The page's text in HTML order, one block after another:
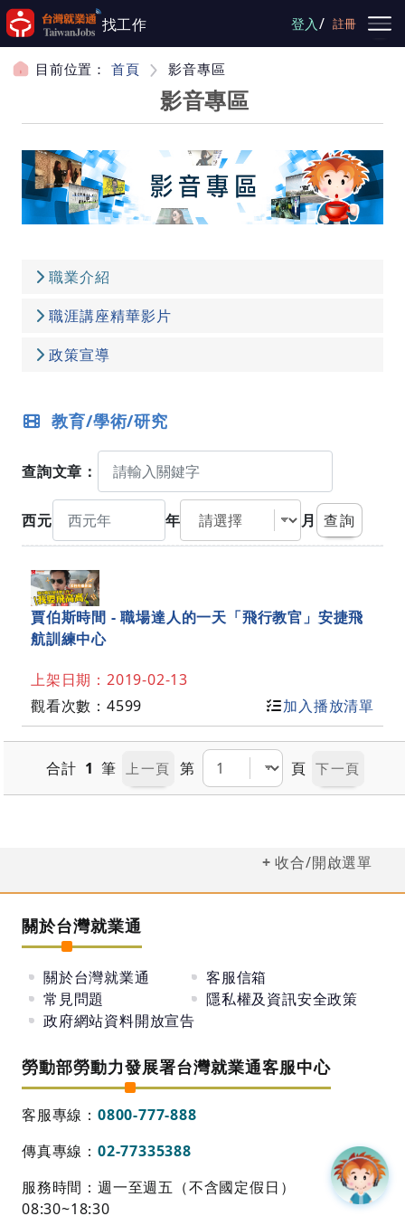
跳到主要內容
找工作 登入/ 註冊
目前位置： 首頁 影音專區
影音專區
職業介紹
職涯講座精華影片
政策宣導
教育/學術/研究
查詢文章：
關鍵字
西元
西元年 年
月份 月
賈伯斯時間 - 職場達人的一天「飛行教官」安捷飛
航訓練中心
上架日期： 2019-02-13
觀看次數： 4599 加入播放清單
合計 1 筆 第 頁
收合/開啟選單
關於台灣就業通
關於台灣就業通
客服信箱
常見問題
隱私權及資訊安全政策
政府網站資料開放宣告
勞動部勞動力發展署台灣就業通客服中心
客服專線： 0800-777-888
傳真專線： 02-77335388
服務時間：週一至週五（不含國定假日）
08:30~18:30